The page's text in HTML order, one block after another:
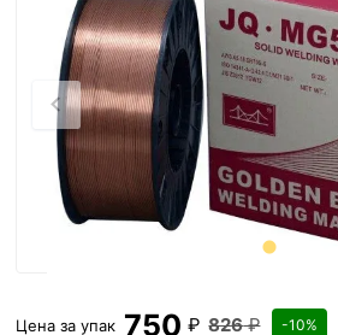
Цена заупак 750 ₽ 826₽ -10%